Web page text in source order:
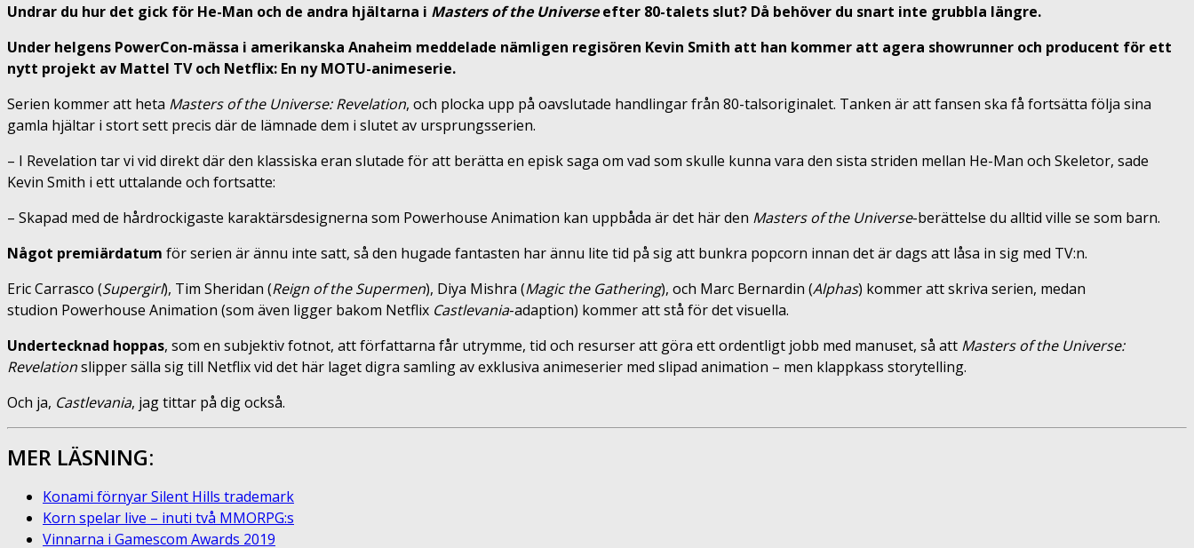
Undrar du hur det gick för He-Man och de andra hjältarna i Masters of the Universeefter 80-talets slut? Då behöver du snart inte grubbla längre.
Under helgens PowerCon-mässa i amerikanska Anaheim meddelade nämligen regisören Kevin Smith att han kommer att agera showrunner och producent för ett
nytt projekt av Mattel TV och Netflix: En ny MOTU-animeserie.
Serien kommer att heta Masters of the Universe: Revelation, och plocka upp på oavslutade handlingar från 80-talsoriginalet. Tanken är att fansen ska få fortsätta följa sina
gamla hjältar i stort sett precis där de lämnade dem i slutet av ursprungsserien.
– I Revelation tar vi vid direkt där den klassiska eran slutade för att berätta en episk saga om vad som skulle kunna vara den sista striden mellan He-Man och Skeletor, sade
Kevin Smith i ett uttalande och fortsatte:
– Skapad med de hårdrockigaste karaktärsdesignerna som Powerhouse Animation kan uppbåda är det här den Masters of the Universe-berättelse du alltid ville se som barn.
Något premiärdatum för serien är ännu inte satt, så den hugade fantasten har ännu lite tid på sig att bunkra popcorn innan det är dags att låsa in sig med TV:n.
Eric Carrasco (Supergirl), Tim Sheridan (Reign of the Supermen), Diya Mishra (Magic the Gathering), och Marc Bernardin (Alphas) kommer att skriva serien, medan
studion Powerhouse Animation (som även ligger bakom Netflix Castlevania-adaption) kommer att stå för det visuella.
Undertecknad hoppas, som en subjektiv fotnot, att författarna får utrymme, tid och resurser att göra ett ordentligt jobb med manuset, så att Masters of the Universe:
Revelationslipper sälla sig till Netflix vid det här laget digra samling av exklusiva animeserier med slipad animation – men klappkass storytelling.
Och ja, Castlevania, jag tittar på dig också.
MER LÄSNING:
Konami förnyar Silent Hills trademark
Korn spelar live – inuti två MMORPG:s
Vinnarna i Gamescom Awards 2019